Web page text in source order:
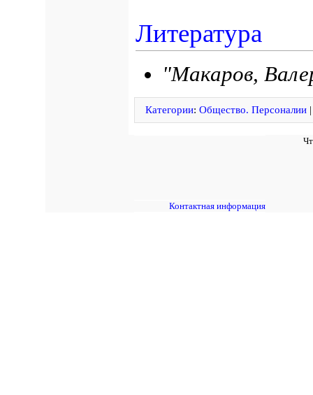
Литература
"Макаров,
Категории: Общество. Персоналии
Контактная информация